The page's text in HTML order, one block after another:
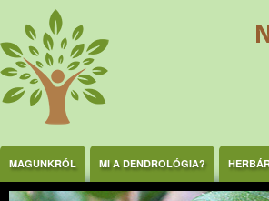
Ugrás a tartalomra
MAGUNKRÓL MI A DENDROLÓGIA?